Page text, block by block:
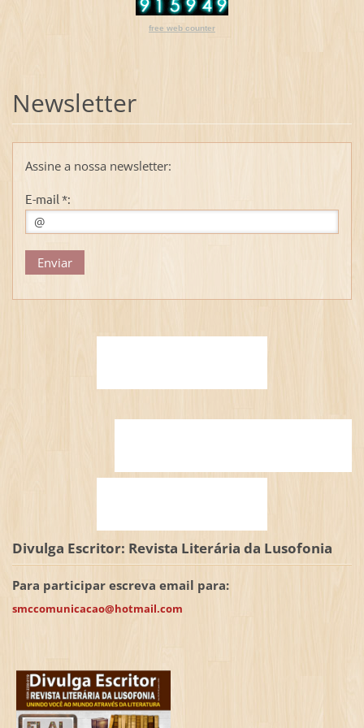
free web counter
Newsletter
Assine a nossa newsletter:
E-mail *:
Divulga Escritor: Revista Literária da Lusofonia
Para participar escreva email para:
smccomunicacao@hotmail.com